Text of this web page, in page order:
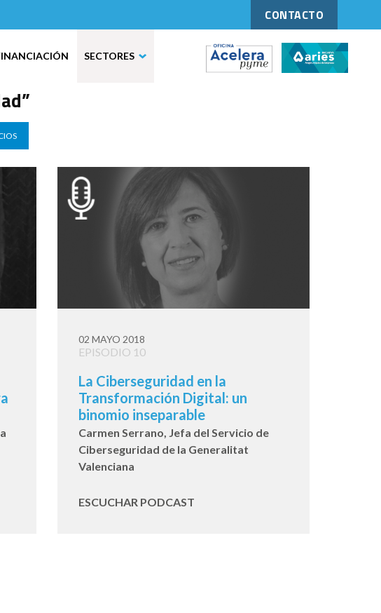
CONTACTO
SECTORES
02 MAYO 2018
EPISODIO 10
La Ciberseguridad en la
Transformación Digital: un
binomio inseparable
Carmen Serrano, Jefa del Servicio de
Ciberseguridad de la Generalitat
Valenciana
ESCUCHAR PODCAST